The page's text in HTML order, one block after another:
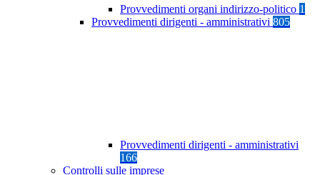
Provvedimenti organi indirizzo-politico 1
Provvedimenti dirigenti - amministrativi 805
Provvedimenti dirigenti - amministrativi
166
Controlli sulle imprese